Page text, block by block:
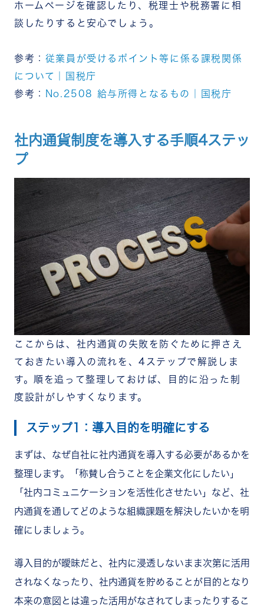
ホームページを確認したり、税理士や税務署に相
談したりすると安心でしょう。
参考： 従業員が受けるポイント等に係る課税関係
について｜国税庁
参考：
No.2508 給与所得となるもの｜国税庁
社内通貨制度を導入する手順4ステッ
プ
ここからは、社内通貨の失敗を防ぐために押さえ
ておきたい導入の流れを、4ステップで解説しま
す。順を追って整理しておけば、目的に沿った制
度設計がしやすくなります。
ステップ1：導入目的を明確にする
まずは、なぜ自社に社内通貨を導入する必要があるかを
整理します。「称賛し合うことを企業文化にしたい」
「社内コミュニケーションを活性化させたい」など、社
内通貨を通してどのような組織課題を解決したいかを明
確にしましょう。
導入目的が曖昧だと、社内に浸透しないまま次第に活用
されなくなったり、社内通貨を貯めることが目的となり
本来の意図とは違った活用がなされてしまったりするこ